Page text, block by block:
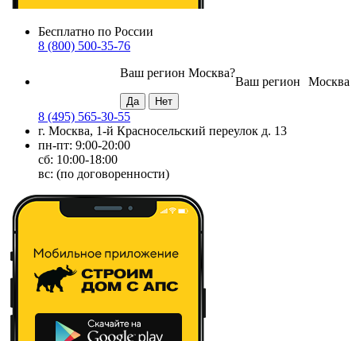
Бесплатно по России
8 (800) 500-35-76
Москва
Ваш регион
Ваш регион Москва?
8 (495) 565-30-55
г. Москва, 1-й Красносельский переулок д. 13
пн-пт: 9:00-20:00
сб: 10:00-18:00
вс: (по договоренности)